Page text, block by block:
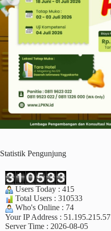
Statistik Pengunjung
Users Today : 415
Total Users : 310533
Who's Online : 74
Your IP Address : 51.195.215.57
Server Time : 2026-08-05